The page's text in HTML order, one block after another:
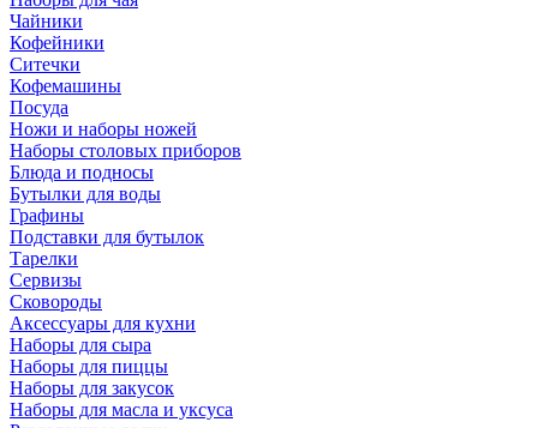
Чайники
Кофейники
Ситечки
Кофемашины
Посуда
Ножи и наборы ножей
Наборы столовых приборов
Блюда и подносы
Бутылки для воды
Графины
Подставки для бутылок
Тарелки
Сервизы
Сковороды
Аксессуары для кухни
Наборы для сыра
Наборы для пиццы
Наборы для закусок
Наборы для масла и уксуса